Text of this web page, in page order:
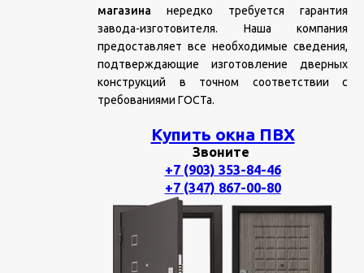
магазина нередко требуется гарантия
завода-изготовителя. Наша компания
предоставляет все необходимые сведения,
подтверждающие изготовление дверных
конструкций в точном соответствии с
требованиями ГОСТа.
Купить окна ПВХ
Звоните
+7 (903) 353-84-46
+7 (347) 867-00-80